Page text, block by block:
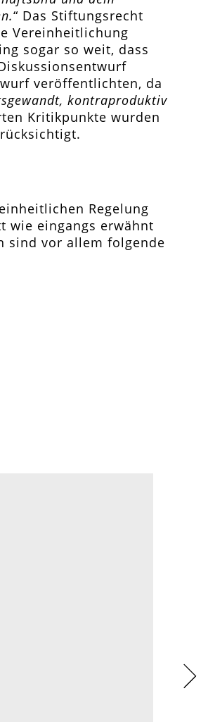
“ Das Stiftungsrecht
Vereinheitlichung
sogar so weit, dass
veröffentlichten, da
kontraproduktiv
Kritikpunkte wurden
Regelung
wie eingangs erwähnt
sind vor allem folgende